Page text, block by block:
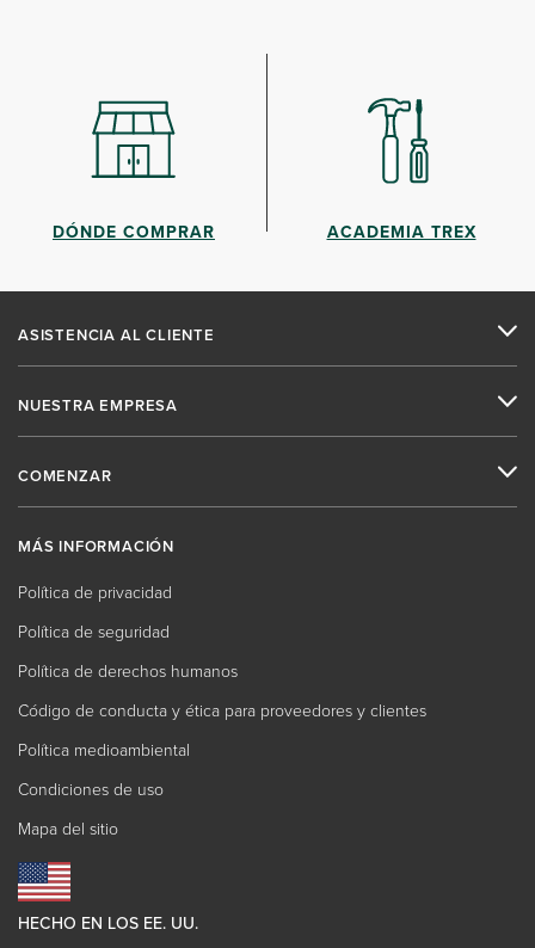
DÓNDE COMPRAR ACADEMIA TREX
ASISTENCIA AL CLIENTE
NUESTRA EMPRESA
COMENZAR
MÁS INFORMACIÓN
Política de privacidad
Política de seguridad
Política de derechos humanos
Código de conducta y ética para proveedores y clientes
Política medioambiental
Condiciones de uso
Mapa del sitio
HECHO EN LOS EE. UU.